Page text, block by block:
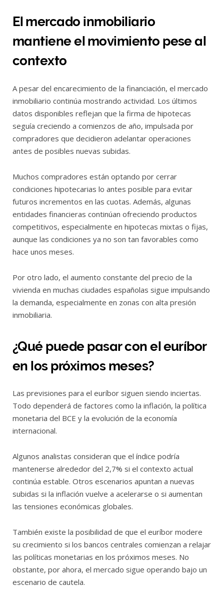
El mercado inmobiliario
mantiene el movimiento pese al
contexto
A pesar del encarecimiento de la financiación, el mercado
inmobiliario continúa mostrando actividad. Los últimos
datos disponibles reflejan que la firma de hipotecas
seguía creciendo a comienzos de año, impulsada por
compradores que decidieron adelantar operaciones
antes de posibles nuevas subidas.
Muchos compradores están optando por cerrar
condiciones hipotecarias lo antes posible para evitar
futuros incrementos en las cuotas. Además, algunas
entidades financieras continúan ofreciendo productos
competitivos, especialmente en hipotecas mixtas o fijas,
aunque las condiciones ya no son tan favorables como
hace unos meses.
Por otro lado, el aumento constante del precio de la
vivienda en muchas ciudades españolas sigue impulsando
la demanda, especialmente en zonas con alta presión
inmobiliaria.
¿Qué puede pasar con el euríbor
en los próximos meses?
Las previsiones para el euríbor siguen siendo inciertas.
Todo dependerá de factores como la inflación, la política
monetaria del BCE y la evolución de la economía
internacional.
Algunos analistas consideran que el índice podría
mantenerse alrededor del 2,7% si el contexto actual
continúa estable. Otros escenarios apuntan a nuevas
subidas si la inflación vuelve a acelerarse o si aumentan
las tensiones económicas globales.
También existe la posibilidad de que el euríbor modere
su crecimiento si los bancos centrales comienzan a relajar
las políticas monetarias en los próximos meses. No
obstante, por ahora, el mercado sigue operando bajo un
escenario de cautela.